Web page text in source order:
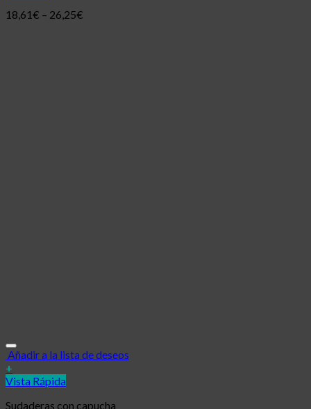
18,61€ – 26,25€
Añadir a la lista de deseos
+
Vista Rápida
Sudaderas con capucha